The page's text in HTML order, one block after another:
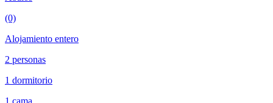
(0)
Alojamiento entero
2 personas
1 dormitorio
1 cama